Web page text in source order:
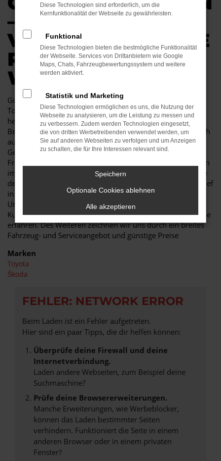
–
VERTRAUENSVOLLE
R AUTOKAUF IN
WEISSWASSER
Günstige Mobilität in Weißwasser kann so einfach sein. Ein
Toyota Land Cruiser Gebrauchtwagen besticht durch seine
herausragende Qualität und erweist sich als jahrelanger
Begleiter. Sowohl im Stadtverkehr von Weißwasser als auch
auf Landstraße und Autobahn ist der Toyota Land Cruiser
Gebrauchtwagen eine perfekte Lösung und wird Ihnen viel
Freude bereiten. Unser Autohaus ist seit mehr als 30 Jahren
im Geschäft. Wir sind nicht nur Experten für Fahrzeuge wie
den Toyota Land Cruiser Gebrauchtwagen, sondern auch tief
in der Region Weißwasser verankert. In unserem
Unternehmen zählen noch Werte wie Vertrauen und
Kundennähe, was Sie in jeder Beratung im positivsten Sinne
erfahren. Des Weiteren zeichnen wir uns durch ein breites
Fahrzeug- und Serviceangebot und günstige Preise
Marken
Toyota
Škoda
FEHLER: NETWORK ERROR
Beim Laden ist ein Fehler aufgetreten.
Hier sind ein paar Tipps, die dir helfen können:
Überprüfe deine Firewall und deine
Internetverbindung.
Laden andere Webseiten, zum Beispiel deine
Suchmaschine?
Prüfe deine Browsererweiterungen.
Manche Erweiterungen, wie Werbeblocker,
können das Laden bestimmter Seiten
verhindern. Funktioniert die Seite in einem
anderen Browser oder in einem privaten
Fenster?
Diese Technologien sind erforderlich, um die
Kernfunktionalität der Webseite zu gewährleisten.
Funktional
Diese Technologien bieten die bestmögliche Funktionalität
der Webseite. Services von Drittanbietern wie Google
Maps, Chats, Fahrzeugbewertungssystem und weitere
werden aktiviert.
Statistik und Marketing
Diese Technologien ermöglichen es uns, die Nutzung der
Webseite zu analysieren, um die Leistung zu messen und
zu verbessern. Zudem werden Technologien eingesetzt,
die von dritten Werbetreibenden verwendet werden, um
Sie auf anderen Webseiten zu verfolgen und um Anzeigen
zu schalten, die für Ihre Interessen relevant sind.
Speichern
Optionale Cookies ablehnen
Alle akzeptieren